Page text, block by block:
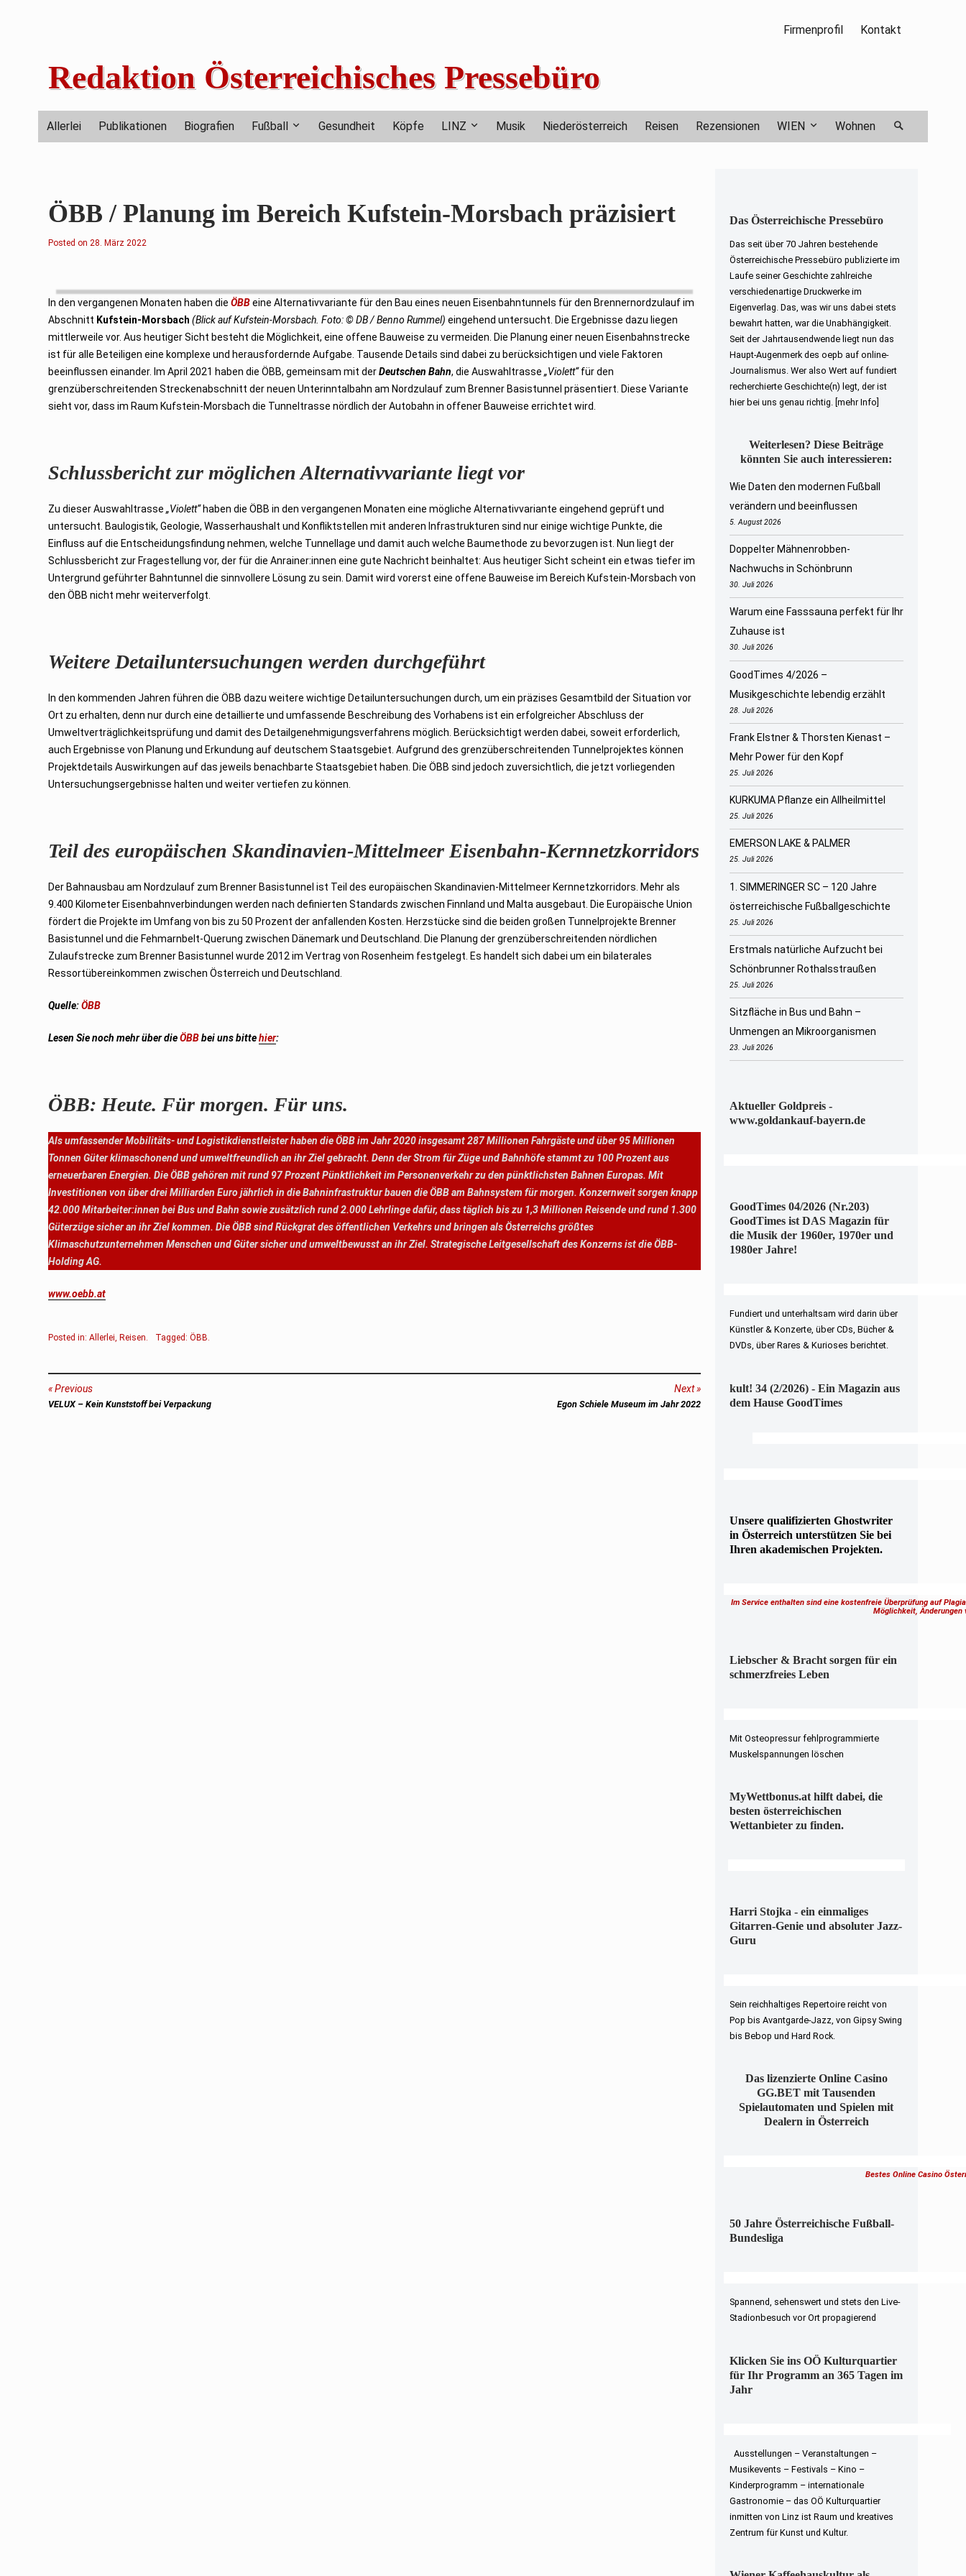
Firmenprofil Kontakt
Redaktion Österreichisches Pressebüro
Allerlei Publikationen Biografien Fußball Gesundheit Köpfe LINZ Musik Niederösterreich Reisen Rezensionen WIEN Wohnen
ÖBB / Planung im Bereich Kufstein-Morsbach präzisiert
Posted on 2
r
u
a
r
2
0
3
28. März 2022
In den vergangenen Monaten haben dieÖBB eine Alternativvariante für den Bau eines neuen Eisenbahntunnels für den Brennernordzulauf im
Abschnitt Kufstein-Morsbach (Blick auf Kufstein-Morsbach. Foto: © DB / Benno Rummel)eingehend untersucht. Die Ergebnisse dazu liegen
mittlerweile vor. Aus heutiger Sicht besteht die Möglichkeit, eine offene Bauweise zu vermeiden. Die Planung einer neuen Eisenbahnstrecke
ist für alle Beteiligen eine komplexe und herausfordernde Aufgabe. Tausende Details sind dabei zu berücksichtigen und viele Faktoren
beeinflussen einander. Im April 2021 haben die ÖBB, gemeinsam mit derDeutschen Bahn, die Auswahltrasse„Violett“für den
grenzüberschreitenden Streckenabschnitt der neuen Unterinntalbahn am Nordzulauf zum Brenner Basistunnel präsentiert. Diese Variante
sieht vor, dass im Raum Kufstein-Morsbach die Tunneltrasse nördlich der Autobahn in offener Bauweise errichtet wird.
Schlussbericht zur möglichen Alternativvariante liegt vor
Zu dieser Auswahltrasse„Violett“haben die ÖBB in den vergangenen Monaten eine mögliche Alternativvariante eingehend geprüft und
untersucht. Baulogistik, Geologie, Wasserhaushalt und Konfliktstellen mit anderen Infrastrukturen sind nur einige wichtige Punkte, die
Einfluss auf die Entscheidungsfindung nehmen, welche Tunnellage und damit auch welche Baumethode zu bevorzugen ist. Nun liegt der
Schlussbericht zur Fragestellung vor, der für die Anrainer:innen eine gute Nachricht beinhaltet: Aus heutiger Sicht scheint ein etwas tiefer im
Untergrund geführter Bahntunnel die sinnvollere Lösung zu sein. Damit wird vorerst eine offene Bauweise im Bereich Kufstein-Morsbach von
den ÖBB nicht mehr weiterverfolgt.
Weitere Detailuntersuchungen werden durchgeführt
In den kommenden Jahren führen die ÖBB dazu weitere wichtige Detailuntersuchungen durch, um ein präzises Gesamtbild der Situation vor
Ort zu erhalten, denn nur durch eine detaillierte und umfassende Beschreibung des Vorhabens ist ein erfolgreicher Abschluss der
Umweltverträglichkeitsprüfung und damit des Detailgenehmigungsverfahrens möglich. Berücksichtigt werden dabei, soweit erforderlich,
auch Ergebnisse von Planung und Erkundung auf deutschem Staatsgebiet. Aufgrund des grenzüberschreitenden Tunnelprojektes können
Projektdetails Auswirkungen auf das jeweils benachbarte Staatsgebiet haben. Die ÖBB sind jedoch zuversichtlich, die jetzt vorliegenden
Untersuchungsergebnisse halten und weiter vertiefen zu können.
Teil des europäischen Skandinavien-Mittelmeer Eisenbahn-Kernnetzkorridors
Der Bahnausbau am Nordzulauf zum Brenner Basistunnel ist Teil des europäischen Skandinavien-Mittelmeer Kernnetzkorridors. Mehr als
9.400 Kilometer Eisenbahnverbindungen werden nach definierten Standards zwischen Finnland und Malta ausgebaut. Die Europäische Union
fördert die Projekte im Umfang von bis zu 50 Prozent der anfallenden Kosten. Herzstücke sind die beiden großen Tunnelprojekte Brenner
Basistunnel und die Fehmarnbelt-Querung zwischen Dänemark und Deutschland. Die Planung der grenzüberschreitenden nördlichen
Zulaufstrecke zum Brenner Basistunnel wurde 2012 im Vertrag von Rosenheim festgelegt. Es handelt sich dabei um ein bilaterales
Ressortübereinkommen zwischen Österreich und Deutschland.
Quelle:ÖBB
Lesen Sie noch mehr über dieÖBBbei uns bittehier:
ÖBB: Heute. Für morgen. Für uns.
Als umfassender Mobilitäts- und Logistikdienstleister haben die ÖBB im Jahr 2020 insgesamt 287 Millionen Fahrgäste und über 95 Millionen
Tonnen Güter klimaschonend und umweltfreundlich an ihr Ziel gebracht. Denn der Strom für Züge und Bahnhöfe stammt zu 100 Prozent aus
erneuerbaren Energien. Die ÖBB gehören mit rund 97 Prozent Pünktlichkeit im Personenverkehr zu den pünktlichsten Bahnen Europas. Mit
Investitionen von über drei Milliarden Euro jährlich in die Bahninfrastruktur bauen die ÖBB am Bahnsystem für morgen. Konzernweit sorgen knapp
42.000 Mitarbeiter:innen bei Bus und Bahn sowie zusätzlich rund 2.000 Lehrlinge dafür, dass täglich bis zu 1,3 Millionen Reisende und rund 1.300
Güterzüge sicher an ihr Ziel kommen. Die ÖBB sind Rückgrat des öffentlichen Verkehrs und bringen als Österreichs größtes
Klimaschutzunternehmen Menschen und Güter sicher und umweltbewusst an ihr Ziel. Strategische Leitgesellschaft des Konzerns ist die ÖBB-
Holding AG.
www.oebb.at
Posted in:Allerlei ,Reisen Tagged:ÖBB
Beitragsnavigation
Previous
Previous
VELUX – Kein Kunststoff bei Verpackung
Next
Next
Egon Schiele Museum im Jahr 2022
Das Österreichische Pressebüro
Das seit über 70 Jahren bestehende
Österreichische Pressebüro publizierte im
Laufe seiner Geschichte zahlreiche
verschiedenartige Druckwerke im
Eigenverlag. Das, was wir uns dabei stets
bewahrt hatten, war die Unabhängigkeit.
Seit der Jahrtausendwende liegt nun das
Haupt-Augenmerk des oepb auf online-
Journalismus. Wer also Wert auf fundiert
recherchierte Geschichte(n) legt, der ist
hier bei uns genau richtig. [mehr Info]
Weiterlesen? Diese Beiträge
könnten Sie auch interessieren:
Wie Daten den modernen Fußball
verändern und beeinflussen
5. August 2026
Doppelter Mähnenrobben-
Nachwuchs in Schönbrunn
30. Juli 2026
Warum eine Fasssauna perfekt für Ihr
Zuhause ist
30. Juli 2026
GoodTimes 4/2026 –
Musikgeschichte lebendig erzählt
28. Juli 2026
Frank Elstner & Thorsten Kienast –
Mehr Power für den Kopf
25. Juli 2026
KURKUMA Pflanze ein Allheilmittel
25. Juli 2026
EMERSON LAKE & PALMER
25. Juli 2026
1. SIMMERINGER SC – 120 Jahre
österreichische Fußballgeschichte
25. Juli 2026
Erstmals natürliche Aufzucht bei
Schönbrunner Rothalsstraußen
25. Juli 2026
Sitzfläche in Bus und Bahn –
Unmengen an Mikroorganismen
23. Juli 2026
Aktueller Goldpreis -
www.goldankauf-bayern.de
GoodTimes 04/2026 (Nr.203)
GoodTimes ist DAS Magazin für
die Musik der 1960er, 1970er und
1980er Jahre!
Fundiert und unterhaltsam wird darin über
Künstler & Konzerte, über CDs, Bücher &
DVDs, über Rares & Kurioses berichtet.
kult! 34 (2/2026) - Ein Magazin aus
dem Hause GoodTimes
Unsere qualifizierten Ghostwriter
in Österreich unterstützen Sie bei
Ihren akademischen Projekten.
Im Service enthalten sind eine kostenfreie Überprüfung auf
Möglichkeit,
Liebscher & Bracht sorgen für ein
schmerzfreies Leben
Mit Osteopressur fehlprogrammierte
Muskelspannungen löschen
MyWettbonus.at hilft dabei, die
besten österreichischen
Wettanbieter zu finden.
Harri Stojka - ein einmaliges
Gitarren-Genie und absoluter Jazz-
Guru
Sein reichhaltiges Repertoire reicht von
Pop bis Avantgarde-Jazz, von Gipsy Swing
bis Bebop und Hard Rock.
Das lizenzierte Online Casino
GG.BET mit Tausenden
Spielautomaten und Spielen mit
Dealern in Österreich
Bestes Online Casino
50 Jahre Österreichische Fußball-
Bundesliga
Spannend, sehenswert und stets den Live-
Stadionbesuch vor Ort propagierend
Klicken Sie ins OÖ Kulturquartier
für Ihr Programm an 365 Tagen im
Jahr
Ausstellungen – Veranstaltungen –
Musikevents – Festivals – Kino –
Kinderprogramm – internationale
Gastronomie – das OÖ Kulturquartier
inmitten von Linz ist Raum und kreatives
Zentrum für Kunst und Kultur.